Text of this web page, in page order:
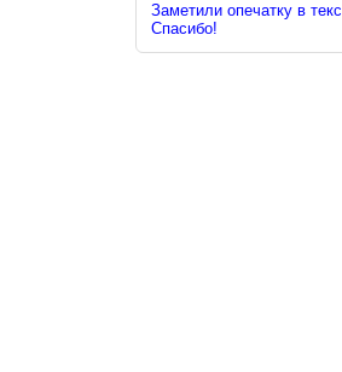
Заметили опечатку в
Спасибо!